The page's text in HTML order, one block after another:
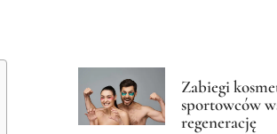
Zabiegi
sportowców
regenerację